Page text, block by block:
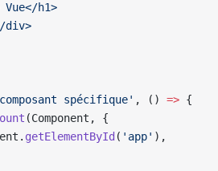
Vue</h1>
div>
spécifique' , () => {
(Component , {
. getElementById ( 'app' ),